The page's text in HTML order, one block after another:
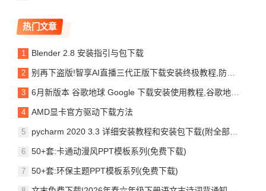
热门文章
Blender 2.8 安装指引与包下载
别再下盗版!智享AI直播三代正版下载安装终极教程,防封号必备
6月新版本 谷歌地球 Google 下载安装使用教程,谷歌地球装教程及下载
AMD显卡官方驱动下载方法
pycharm 2020 3.3 详细安装教程和安装包下载(附全部版本安装包)
50+套:卡通动漫风PPT模板系列(免费下载)
50+套:环保主题PPT模板系列(免费下载)